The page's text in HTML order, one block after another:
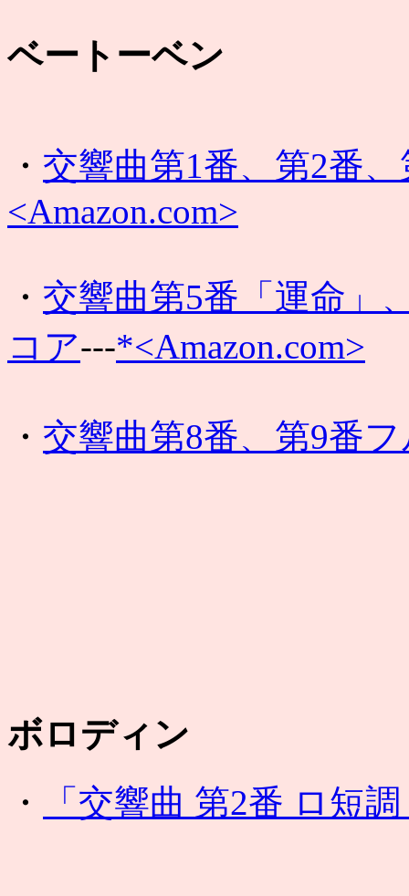
ベートーベン
・ 交響曲第1番、第2番
<Amazon.com>
・ 交響曲第5番「運命」
コア---*<Amazon.com>
・ 交響曲第8番、第9番
ボロディン
・
「交響曲 第2番 ロ短